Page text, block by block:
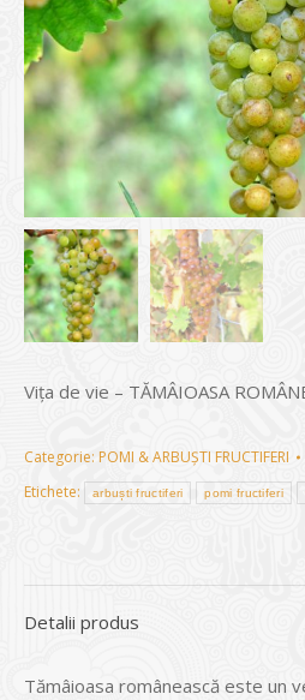
Vița de vie – TĂMÂIOASA
Categorie: POMI & ARBUȘTI FRUCTIFERI
Etichete:
arbuști fructiferi pomi fructiferi
Detalii produs
Tămâioasa românească este un